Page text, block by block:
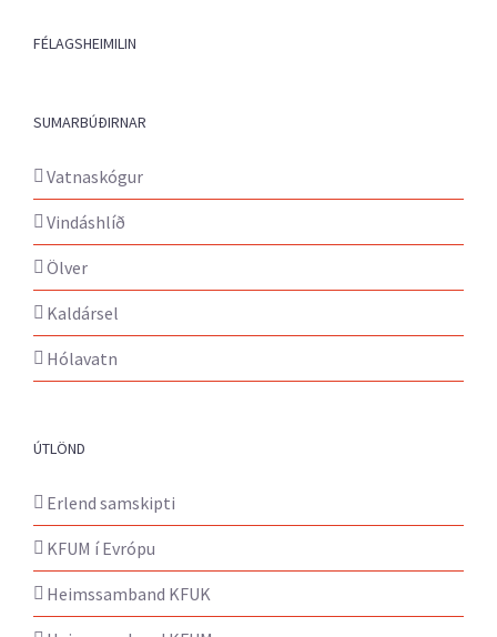
FÉLAGSHEIMILIN
SUMARBÚÐIRNAR
Vatnaskógur
Vindáshlíð
Ölver
Kaldársel
Hólavatn
ÚTLÖND
Erlend samskipti
KFUM í Evrópu
Heimssamband KFUK